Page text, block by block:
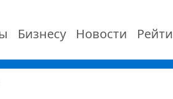
Бизнесу Новости